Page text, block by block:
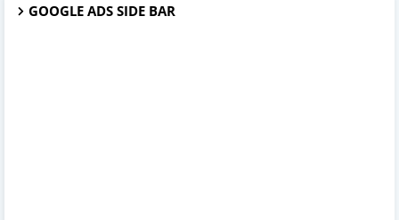
GOOGLE ADS SIDE BAR